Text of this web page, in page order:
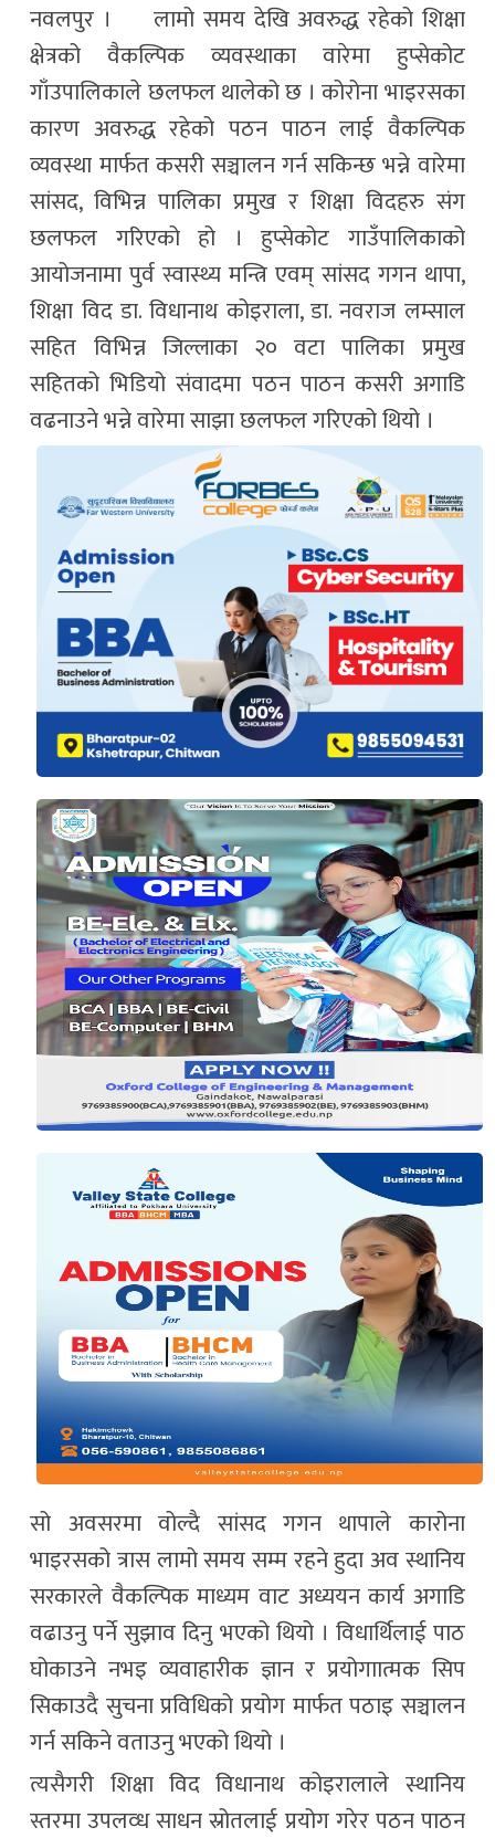
नवलपुर । लामो समय देखि अवरुद्ध रहेको शिक्षा
क्षेत्रको वैकल्पिक व्यवस्थाका वारेमा हुप्सेकोट
गाँउपालिकाले छलफल थालेको छ । कोरोना भाइरसका
कारण अवरुद्ध रहेको पठन पाठन लाई वैकल्पिक
व्यवस्था मार्फत कसरी सञ्चालन गर्न सकिन्छ भन्ने वारेमा
सांसद, विभिन्न पालिका प्रमुख र शिक्षा विदहरु संग
छलफल गरिएको हो । हुप्सेकोट गाउँपालिकाको
आयोजनामा पुर्व स्वास्थ्य मन्त्रि एवम् सांसद गगन थापा,
शिक्षा विद डा. विधानाथ कोइराला, डा. नवराज लम्साल
सहित विभिन्न जिल्लाका २० वटा पालिका प्रमुख
सहितको भिडियो संवादमा पठन पाठन कसरी अगाडि
वढनाउने भन्ने वारेमा साझा छलफल गरिएको थियो ।
सो अवसरमा वोल्दै सांसद गगन थापाले कारोना
भाइरसको त्रास लामो समय सम्म रहने हुदा अव स्थानिय
सरकारले वैकल्पिक माध्यम वाट अध्ययन कार्य अगाडि
वढाउनु पर्ने सुझाव दिनु भएको थियो । विधार्थिलाई पाठ
घोकाउने नभइ व्यवाहारीक ज्ञान र प्रयोगाात्मक सिप
सिकाउदै सुचना प्रविधिको प्रयोग मार्फत पठाइ सञ्चालन
गर्न सकिने वताउनु भएको थियो ।
त्यसैगरी शिक्षा विद विधानाथ कोइरालाले स्थानिय
स्तरमा उपलव्ध साधन स्रोतलाई प्रयोग गरेर पठन पाठन